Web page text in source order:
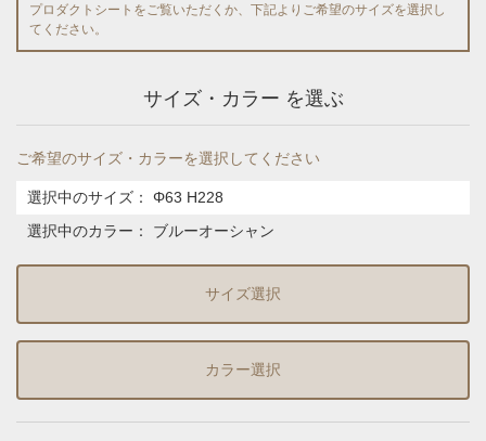
プロダクトシートをご覧いただくか、下記よりご希望のサイズを選択し
てください。
サイズ・カラー を選ぶ
ご希望のサイズ・カラーを選択してください
選択中のサイズ：
Φ63 H228
選択中のカラー：
ブルーオーシャン
サイズ選択
カラー選択